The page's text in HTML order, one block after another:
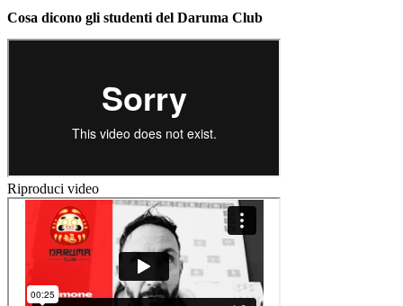
Cosa dicono gli studenti del Daruma Club
Riproduci video